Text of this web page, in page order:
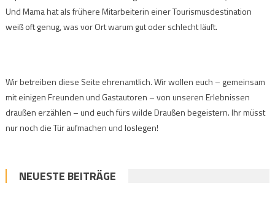
Und Mama hat als frühere Mitarbeiterin einer Tourismusdestination
weiß oft genug, was vor Ort warum gut oder schlecht läuft.
Wir betreiben diese Seite ehrenamtlich. Wir wollen euch – gemeinsam
mit einigen Freunden und Gastautoren – von unseren Erlebnissen
draußen erzählen – und euch fürs wilde Draußen begeistern. Ihr müsst
nur noch die Tür aufmachen und loslegen!
NEUESTE BEITRÄGE